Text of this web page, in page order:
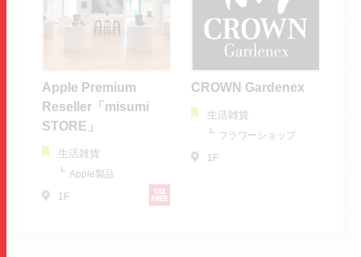
Apple Premium
Reseller「misumi
STORE」
生活雑貨
Apple製品
1F
CROWN Gardenex
生活雑貨
フラワーショップ
1F